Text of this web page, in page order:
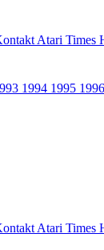
Atari Times
1994 1995 1996
Atari Times